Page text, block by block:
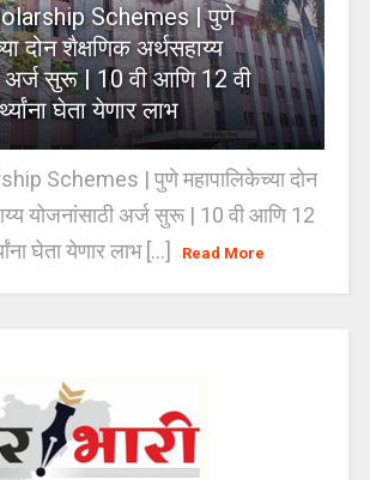
Schemes | पुणे
दोन शैक्षणिक अर्थसहाय्य
अर्ज सुरू | 10 वी आणि 12 वी
घेता येणार लाभ
Schemes | पुणे महापालिकेच्या दोन
योजनांसाठी अर्ज सुरू | 10 वी आणि 12
घेता येणार लाभ [...]
Read More